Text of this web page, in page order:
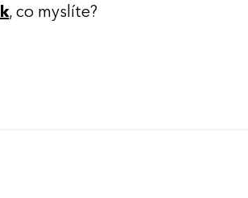
, co myslíte?